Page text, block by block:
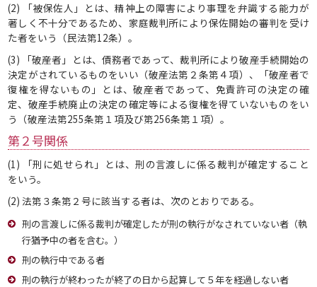
(2) 「被保佐人」とは、精神上の障害により事理を弁識する能力が
著しく不十分であるため、家庭裁判所により保佐開始の審判を受け
た者をいう（民法第12条）。
(3) 「破産者」とは、債務者であって、裁判所により破産手続開始の
決定がされているものをいい（破産法第２条第４項）、「破産者で
復権を得ないもの」とは、破産者であって、免責許可の決定の確
定、破産手続廃止の決定の確定等による復権を得ていないものをい
う（破産法第255条第１項及び第256条第１項）。
第２号関係
(1) 「刑に処せられ」とは、刑の言渡しに係る裁判が確定すること
をいう。
(2) 法第３条第２号に該当する者は、次のとおりである。
刑の言渡しに係る裁判が確定したが刑の執行がなされていない者（執
行猶予中の者を含む。）
刑の執行中である者
刑の執行が終わったが終了の日から起算して５年を経過しない者